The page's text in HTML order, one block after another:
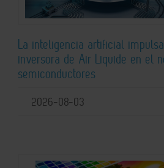
La inteligencia artificial
inversora de Air Liquide en el
semiconductores
2026-08-03